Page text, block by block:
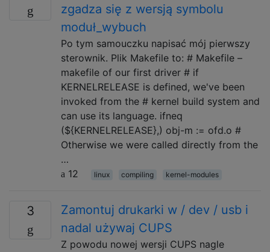
zgadza się z wersją symbolu
moduł_wybuch
Po tym samouczku napisać mój pierwszy
sterownik. Plik Makefile to: # Makefile –
makefile of our first driver # if
KERNELRELEASE is defined, we've been
invoked from the # kernel build system and
can use its language. ifneq
(${KERNELRELEASE},) obj-m := ofd.o #
Otherwise we were called directly from the
…
12
linux compiling kernel-modules
3
Zamontuj drukarki w / dev / usb i
nadal używaj CUPS
Z powodu nowej wersji CUPS nagle